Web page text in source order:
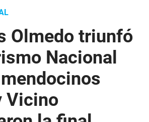
Olmedo triunfó
Nacional
Vicino